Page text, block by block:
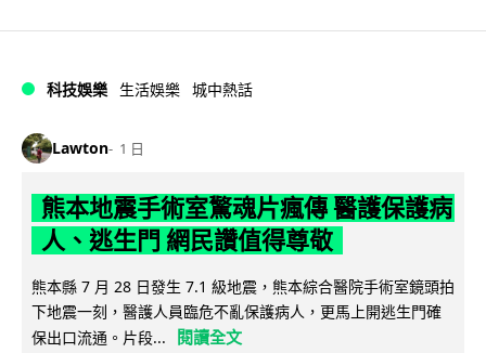
科技娛樂 生活娛樂 城中熱話
Lawton 1 日
熊本地震手術室驚魂片瘋傳 醫護保護病
人、逃生門 網民讚值得尊敬
熊本縣 7 月 28 日發生 7.1 級地震，熊本綜合醫院手術室鏡頭拍
下地震一刻，醫護人員臨危不亂保護病人，更馬上開逃生門確
保出口流通。片段...
閱讀全文